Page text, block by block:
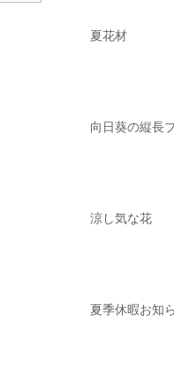
夏花材
向日葵の縦長
涼し気な花
夏季休暇お知